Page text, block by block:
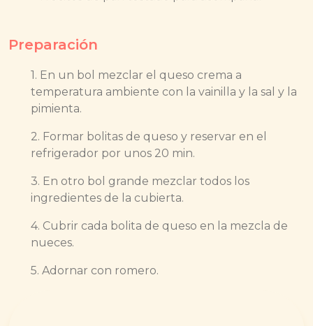
Preparación
1. En un bol mezclar el queso crema a
temperatura ambiente con la vainilla y la sal y la
pimienta.
2. Formar bolitas de queso y reservar en el
refrigerador por unos 20 min.
3. En otro bol grande mezclar todos los
ingredientes de la cubierta.
4. Cubrir cada bolita de queso en la mezcla de
nueces.
5. Adornar con romero.